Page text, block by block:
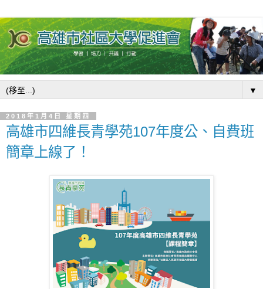
▼
2018年1月4日 星期四
高雄市四維長青學苑107年度公、自費班
簡章上線了！